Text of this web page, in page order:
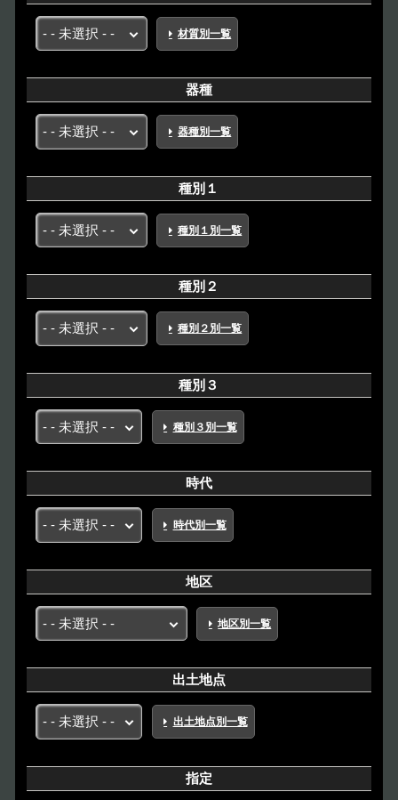
材質別一覧
器種
器種別一覧
種別１
種別１別一覧
種別２
種別２別一覧
種別３
種別３別一覧
時代
時代別一覧
地区
地区別一覧
出土地点
出土地点別一覧
指定